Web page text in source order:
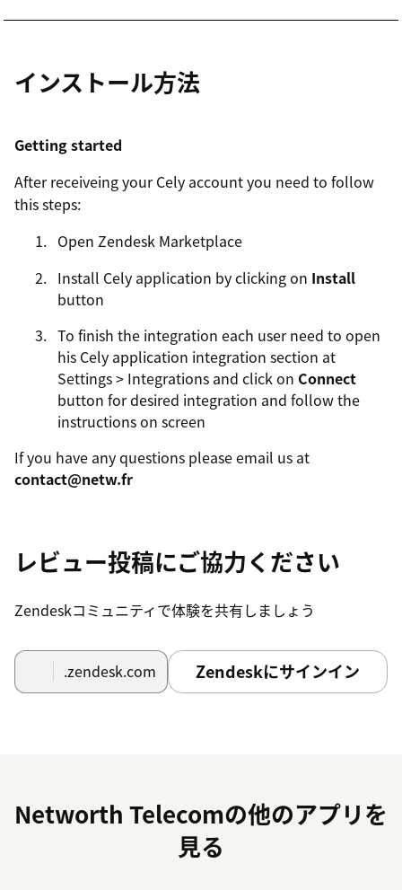
インストール方法
Getting started
After receiveing your Cely account you need to follow
this steps:
Open Zendesk Marketplace
Install Cely application by clicking on Install
button
To finish the integration each user need to open
his Cely application integration section at
Settings > Integrations and click on Connect
button for desired integration and follow the
instructions on screen
If you have any questions please email us at
contact@netw.fr
レビュー投稿にご協力ください
Zendeskコミュニティで体験を共有しましょう
.zendesk.com Zendeskにサインイン
Networth Telecomの他のアプリを
見る